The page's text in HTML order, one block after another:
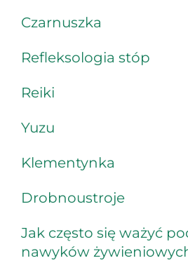
Czarnuszka
Refleksologia stóp
Reiki
Yuzu
Klementynka
Drobnoustroje
Jak często się ważyć
nawyków